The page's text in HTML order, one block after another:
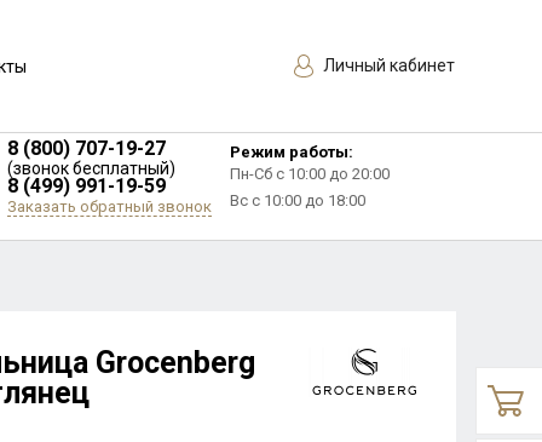
Личный кабинет
8 (800) 707-19-27
(звонок бесплатный)
8 (499) 991-19-59
Заказать обратный звонок
Режим работы:
Пн-Сб с 10:00 до 20:00
Вс с 10:00 до 18:00
Grocenberg